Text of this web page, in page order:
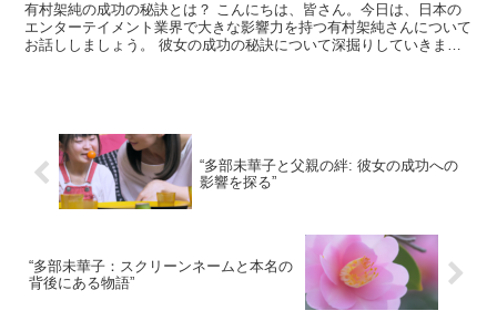
有村架純の成功の秘訣とは？ こんにちは、皆さん。今日は、日本の
エンターテイメント業界で大きな影響力を持つ有村架純さんについて
お話ししましょう。 彼女の成功の秘訣について深掘りしていきま
“多部未華子と父親の絆: 彼女の成功への
影響を探る”
“多部未華子：スクリーンネームと本名の
背後にある物語”